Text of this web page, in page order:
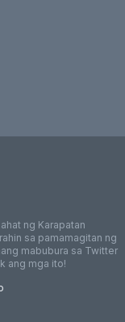
ng Karapatan
sa pamamagitan ng
mabubura sa Twitter
ang mga ito!